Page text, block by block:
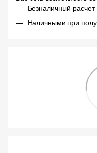
Безналичный расчет
Наличными при